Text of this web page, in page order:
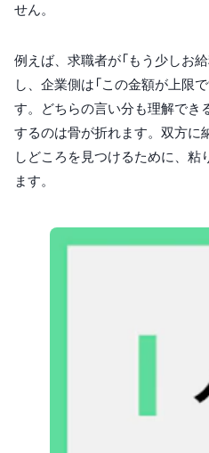
せん。
例えば、求職者が「もう少しお
し、企業側は「この金額が上限
す。どちらの言い分も理解でき
するのは骨が折れます。双方に
しどころを見つけるために、
ます。